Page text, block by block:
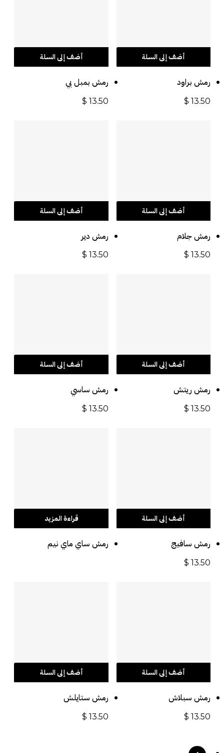
أضف إلى السلة
رمش براود
$ 13.50
أضف إلى السلة
رمش بمبل بي
$ 13.50
أضف إلى السلة
رمش جلام
$ 13.50
أضف إلى السلة
رمش دير
$ 13.50
أضف إلى السلة
رمش ريتش
$ 13.50
أضف إلى السلة
رمش ساسي
$ 13.50
أضف إلى السلة
رمش سافيج
$ 13.50
قراءة المزيد
رمش ساي ماي نيم
أضف إلى السلة
رمش سبلاش
$ 13.50
أضف إلى السلة
رمش ستايلش
$ 13.50